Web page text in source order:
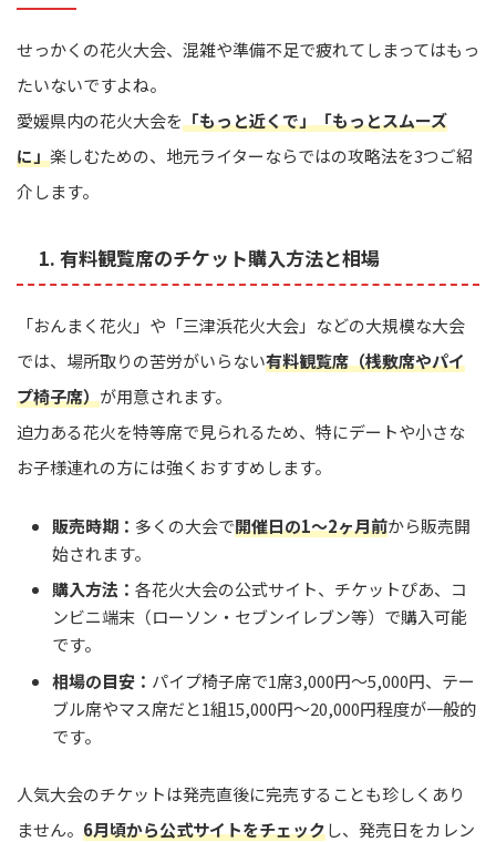
せっかくの花火大会、混雑や準備不足で疲れてしまってはもっ
たいないですよね。
愛媛県内の花火大会を「もっと近くで」「もっとスムーズ
に」楽しむための、地元ライターならではの攻略法を3つご紹
介します。
1. 有料観覧席のチケット購入方法と相場
「おんまく花火」や「三津浜花火大会」などの大規模な大会
では、場所取りの苦労がいらない有料観覧席（桟敷席やパイ
プ椅子席）が用意されます。
迫力ある花火を特等席で見られるため、特にデートや小さな
お子様連れの方には強くおすすめします。
販売時期： 多くの大会で開催日の1〜2ヶ月前から販売開
始されます。
購入方法： 各花火大会の公式サイト、チケットぴあ、コ
ンビニ端末（ローソン・セブンイレブン等）で購入可能
です。
相場の目安： パイプ椅子席で1席3,000円〜5,000円、テー
ブル席やマス席だと1組15,000円〜20,000円程度が一般的
です。
人気大会のチケットは発売直後に完売することも珍しくあり
ません。 6月頃から公式サイトをチェックし、発売日をカレン